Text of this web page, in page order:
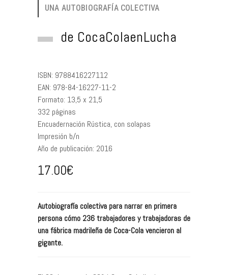
UNA AUTOBIOGRAFÍA COLECTIVA
de CocaColaenLucha
ISBN: 9788416227112
EAN: 978-84-16227-11-2
Formato: 13,5 x 21,5
332 páginas
Encuadernación Rústica, con solapas
Impresión b/n
Año de publicación: 2016
17.00€
Autobiografía colectiva para narrar en primera
persona cómo 236 trabajadores y trabajadoras de
una fábrica madrileña de Coca-Cola vencieron al
gigante.